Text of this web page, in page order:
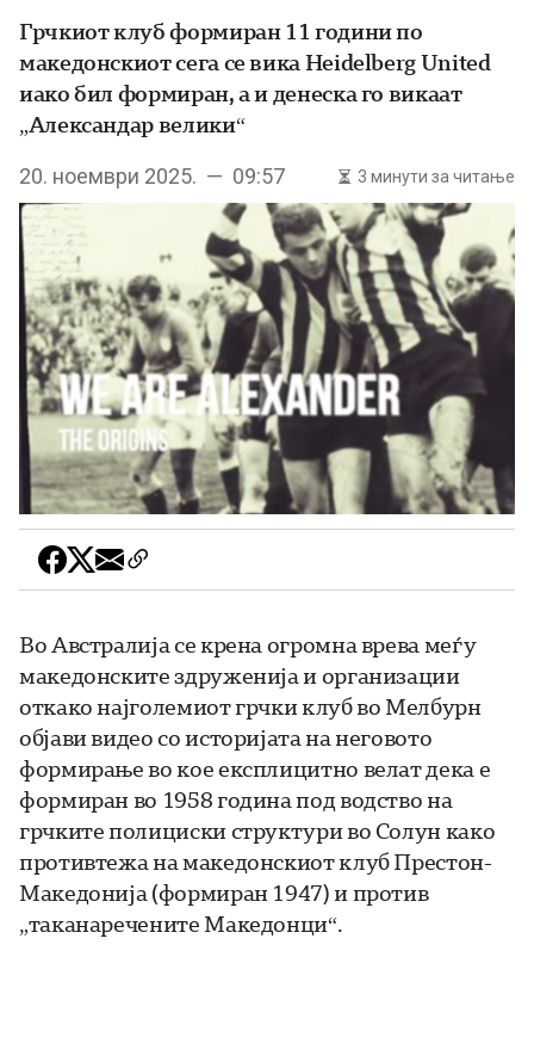
Грчкиот клуб формиран 11 години по
македонскиот сега се вика Heidelberg United
иако бил формиран, а и денеска го викаат
„Александар велики“
20. ноември 2025. — 09:57 3 минути за читање
Во Австралија се крена огромна врева меѓу
македонските здруженија и организации
откако најголемиот грчки клуб во Мелбурн
објави видео со историјата на неговото
формирање во кое експлицитно велат дека е
формиран во 1958 година под водство на
грчките полициски структури во Солун како
противтежа на македонскиот клуб Престон-
Македонија (формиран 1947) и против
„таканаречените Македонци“.